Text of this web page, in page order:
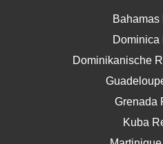
Bahamas
Dominica
Dominikanische
Grenada
Kuba